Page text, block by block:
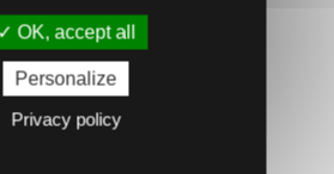
À...
OK, accept all
Personalize
Privacy policy